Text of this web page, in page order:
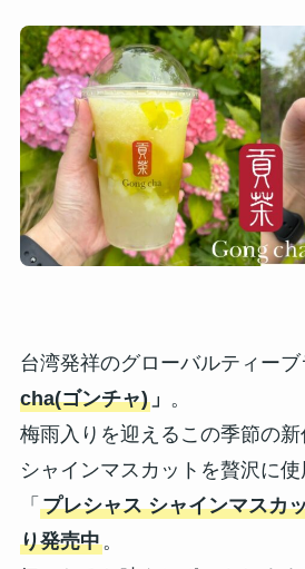
台湾発祥のグローバルティーブ
cha(ゴンチャ)」 。
梅雨入りを迎えるこの季節の
シャインマスカットを贅沢に使
「 プレシャス シャインマスカ
り発売中。